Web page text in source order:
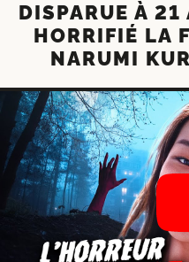
DISPARUE À 21
HORRIFIÉ LA
NARUMI